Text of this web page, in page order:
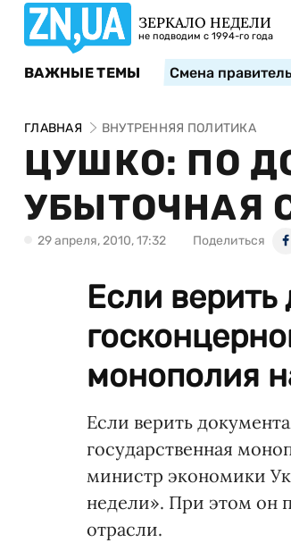
ЗЕРКАЛО НЕДЕЛИ
не подводим с 1994-го года
ВАЖНЫЕ ТЕМЫ Смена
ГЛАВНАЯ ВНУТРЕННЯЯ ПОЛИТИКА
ЦУШКО: ПО
УБЫТОЧНАЯ
29 апреля, 2010, 17:32 Поделиться
Если
монополия
Если верить
государственная
министр экономики
недели». При этом он
отрасли.